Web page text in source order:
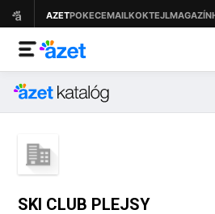
SKI CLUB PLEJSY